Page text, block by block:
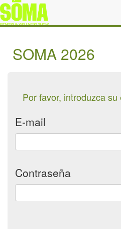
SOMA 2026
Por favor, introduzca
E-mail
Contraseña